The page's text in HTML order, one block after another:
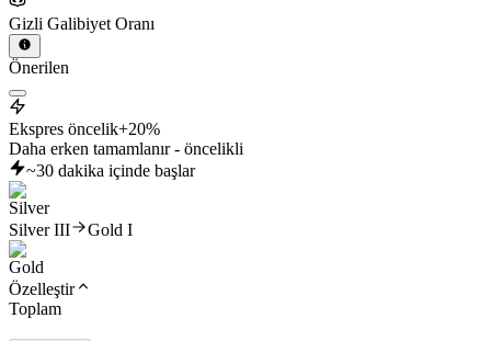
Gizli Galibiyet Oranı
Önerilen
Ekspres öncelik+20%
Daha erken tamamlanır - öncelikli
~30 dakika içinde başlar
Silver III Gold I
Özelleştir
Toplam